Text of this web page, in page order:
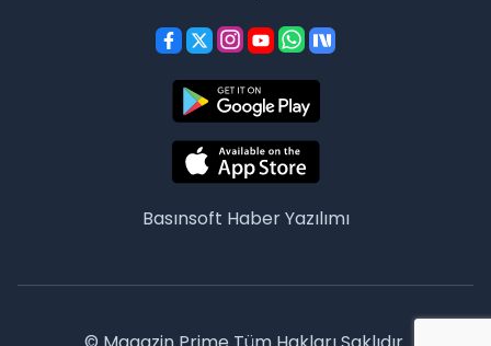
Basınsoft Haber Yazılımı